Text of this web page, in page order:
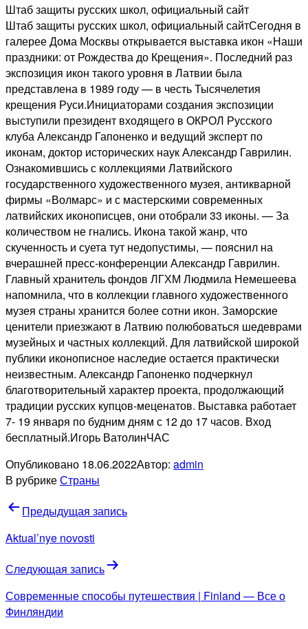
Штаб защиты русских школ, официальный сайт
Штаб защиты русских школ, официальный сайтСегодня в
галерее Дома Москвы открывается выставка икон «Наши
праздники: от Рождества до Крещения». Последний раз
экспозиция икон такого уровня в Латвии была
представлена в 1989 году — в честь Тысячелетия
крещения Руси.Инициаторами создания экспозиции
выступили президент входящего в ОКРОЛ Русского
клуба Александр Гапоненко и ведущий эксперт по
иконам, доктор исторических наук Александр Гаврилин.
Ознакомившись с коллекциями Латвийского
государственного художественного музея, антикварной
фирмы «Волмарс» и с мастерскими современных
латвийских иконописцев, они отобрали 33 иконы. — За
количеством не гнались. Икона такой жанр, что
скученность и суета тут недопустимы, — пояснил на
вчерашней пресс-конференции Александр Гаврилин.
Главный хранитель фондов ЛГХМ Людмила Немешеева
напомнила, что в коллекции главного художественного
музея страны хранится более сотни икон. Заморские
ценители приезжают в Латвию полюбоваться шедеврами
музейных и частных коллекций. Для латвийской широкой
публики иконописное наследие остается практически
неизвестным. Александр Гапоненко подчеркнул
благотворительный характер проекта, продолжающий
традиции русских купцов-меценатов. Выставка работает
7- 19 января по будним дням с 12 до 17 часов. Вход
бесплатный.Игорь ВатолинЧАС
Опубликовано 18.06.2022Автор: admin
В рубрикеСтраны
Навигация
по
Предыдущая запись
Aktual’nye novosti
Следующая запись
Современные способы путешествия | Finland — Все о
Финляндии